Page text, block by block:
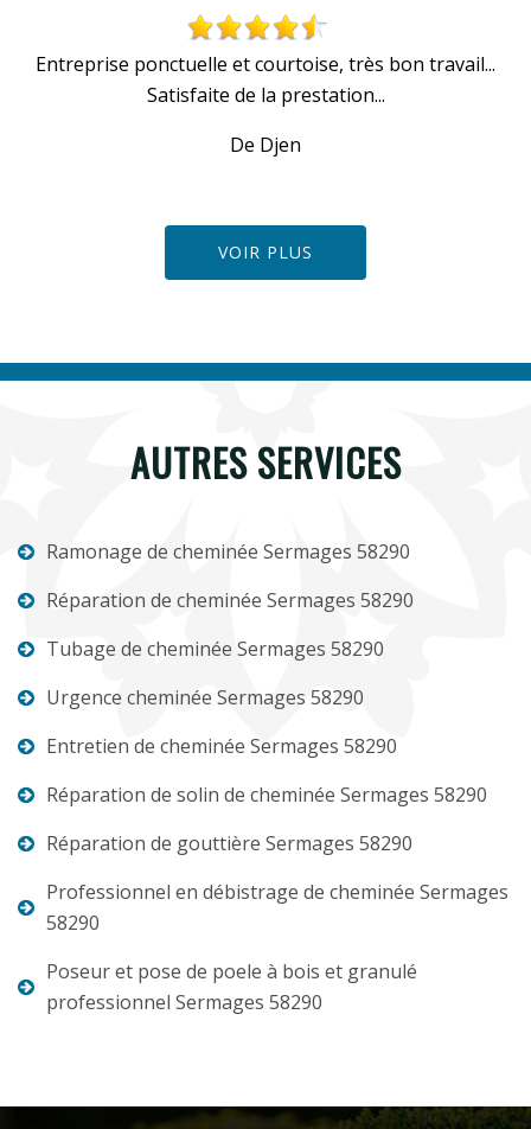
Entreprise ponctuelle et courtoise, très bon travail...
Satisfaite de la prestation...
De Djen
VOIR PLUS
AUTRES SERVICES
Ramonage de cheminée Sermages 58290
Réparation de cheminée Sermages 58290
Tubage de cheminée Sermages 58290
Urgence cheminée Sermages 58290
Entretien de cheminée Sermages 58290
Réparation de solin de cheminée Sermages 58290
Réparation de gouttière Sermages 58290
Professionnel en débistrage de cheminée Sermages
58290
Poseur et pose de poele à bois et granulé
professionnel Sermages 58290